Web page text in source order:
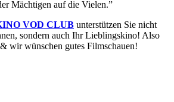
Mächtigen auf die Vielen.”
VOD CLUB unterstützen Sie nicht
sondern auch Ihr Lieblingskino! Also
wir wünschen gutes Filmschauen!